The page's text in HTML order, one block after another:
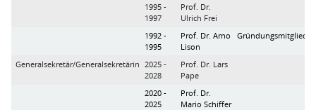
1995 -
1997
Prof. Dr.
Ulrich Frei
1992 -
1995
Prof. Dr. Arno
Lison
Gründungsmitglied
Generalsekretär/Generalsekretärin 2025 -
2028
Prof. Dr. Lars
Pape
2020 -
2025
Prof. Dr.
Mario Schiffer